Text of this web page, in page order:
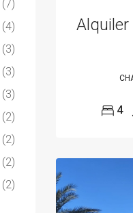
4
(7)
(4)
(3)
(3)
(3)
(2)
(2)
(2)
(2)